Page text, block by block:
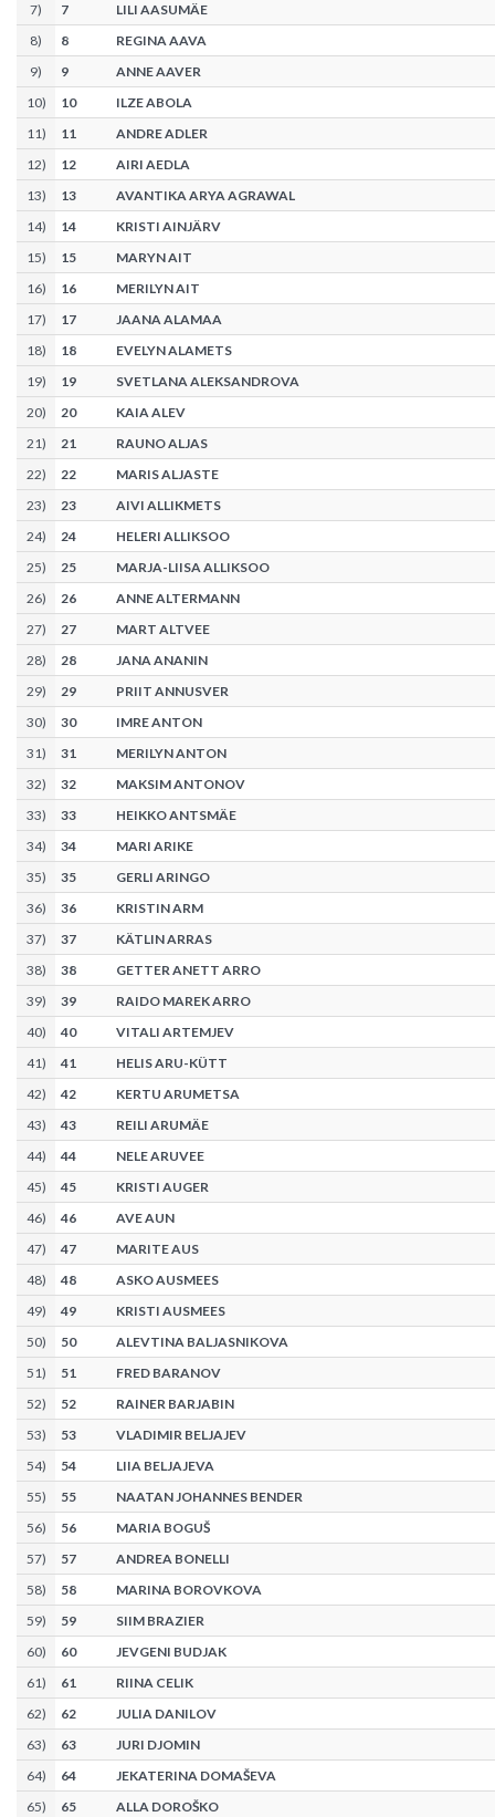
7) 7
LILI AASUMÄE
8) 8
REGINA AAVA
9) 9
ANNE AAVER
10) 10
ILZE ABOLA
11) 11
ANDRE ADLER
12) 12
AIRI AEDLA
13) 13
AVANTIKA ARYA AGRAWAL
14) 14
KRISTI AINJÄRV
15) 15
MARYN AIT
16) 16
MERILYN AIT
17) 17
JAANA ALAMAA
18) 18
EVELYN ALAMETS
19) 19
SVETLANA ALEKSANDROVA
20) 20
KAIA ALEV
21) 21
RAUNO ALJAS
22) 22
MARIS ALJASTE
23) 23
AIVI ALLIKMETS
24) 24
HELERI ALLIKSOO
25) 25
MARJA-LIISA ALLIKSOO
26) 26
ANNE ALTERMANN
27) 27
MART ALTVEE
28) 28
JANA ANANIN
29) 29
PRIIT ANNUSVER
30) 30
IMRE ANTON
31) 31
MERILYN ANTON
32) 32
MAKSIM ANTONOV
33) 33
HEIKKO ANTSMÄE
34) 34
MARI ARIKE
35) 35
GERLI ARINGO
36) 36
KRISTIN ARM
37) 37
KÄTLIN ARRAS
38) 38
GETTER ANETT ARRO
39) 39
RAIDO MAREK ARRO
40) 40
VITALI ARTEMJEV
41) 41
HELIS ARU-KÜTT
42) 42
KERTU ARUMETSA
43) 43
REILI ARUMÄE
44) 44
NELE ARUVEE
45) 45
KRISTI AUGER
46) 46
AVE AUN
47) 47
MARITE AUS
48) 48
ASKO AUSMEES
49) 49
KRISTI AUSMEES
50) 50
ALEVTINA BALJASNIKOVA
51) 51
FRED BARANOV
52) 52
RAINER BARJABIN
53) 53
VLADIMIR BELJAJEV
54) 54
LIIA BELJAJEVA
55) 55
NAATAN JOHANNES BENDER
56) 56
MARIA BOGUŠ
57) 57
ANDREA BONELLI
58) 58
MARINA BOROVKOVA
59) 59
SIIM BRAZIER
60) 60
JEVGENI BUDJAK
61) 61
RIINA CELIK
62) 62
JULIA DANILOV
63) 63
JURI DJOMIN
64) 64
JEKATERINA DOMAŠEVA
65) 65
ALLA DOROŠKO